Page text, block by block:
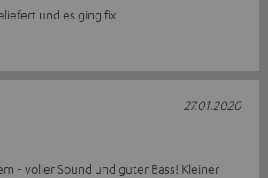
und es ging fix
- voller Sound und guter Bass! Kleiner
27.01.2020